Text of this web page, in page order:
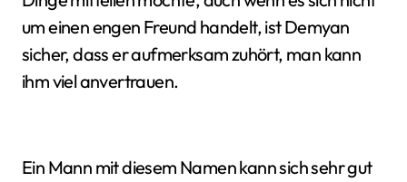
um einen engen Freund handelt, ist Demyan
sicher, dass er aufmerksam zuhört, man kann
ihm viel anvertrauen.
Ein Mann mit diesem Namen kann sich sehr gut